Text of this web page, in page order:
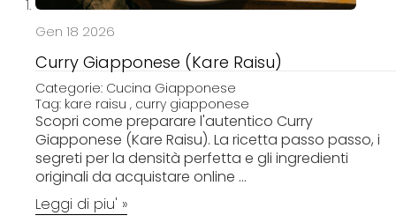
Gen 18 2026
Curry Giapponese (Kare Raisu)
Categorie: Cucina Giapponese
Tag: kare raisu , curry giapponese
Scopri come preparare l'autentico Curry
Giapponese (Kare Raisu). La ricetta passo passo, i
segreti per la densità perfetta e gli ingredienti
originali da acquistare online ...
Leggi di piu' »